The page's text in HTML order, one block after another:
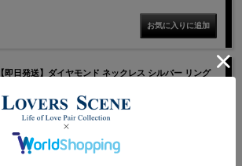
【即日発送】ダイヤモンド ネックレス シルバー リング
LOVERS SCENE ラバーズシーン 公式通販 お祝い 誕生日
プレゼント 記念日
誕生石とダイヤモンドがさりげなく輝く、リングモチー
フのレディースネックレス。